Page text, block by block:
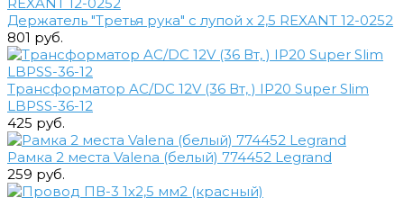
Держатель "Третья рука" с лупой х 2,5 REXANT 12-0252
801 руб.
Трансформатор AC/DC 12V (36 Вт, ) IP20 Super Slim
LBPSS-36-12
425 руб.
Рамка 2 места Valena (белый) 774452 Legrand
259 руб.